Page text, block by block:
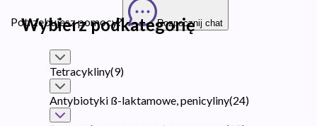
Potrzebujesz pomocy? Rozpocznij chat
Wybierz podkategorię
Tetracykliny(9)
Antybiotyki ß-laktamowe, penicyliny(24)